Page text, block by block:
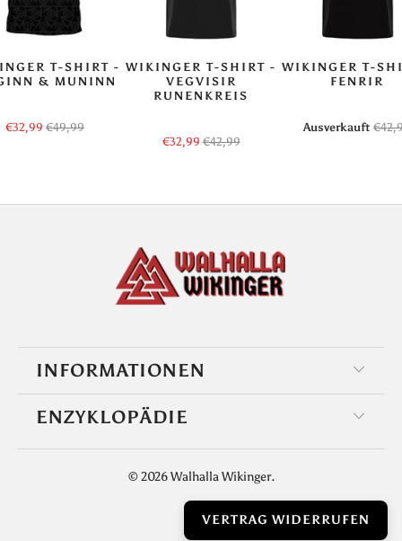
T-SHIRT -
& MUNINN
€32,99 €49,99
WIKINGER T-SHIRT -
VEGVISIR
RUNENKREIS
€32,99 €42,99
WIKINGER T-
FENRIR
Ausverkauft
INFORMATIONEN
ENZYKLOPÄDIE
© 2026Walhalla Wikinger.
VERTRAG WIDERRUFEN